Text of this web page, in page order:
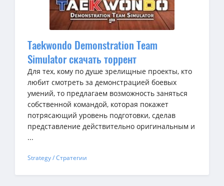
Taekwondo Demonstration Team
Simulator скачать торрент
Для тех, кому по душе зрелищные проекты, кто
любит смотреть за демонстрацией боевых
умений, то предлагаем возможность заняться
собственной командой, которая покажет
потрясающий уровень подготовки, сделав
представление действительно оригинальным и
...
Strategy / Стратегии